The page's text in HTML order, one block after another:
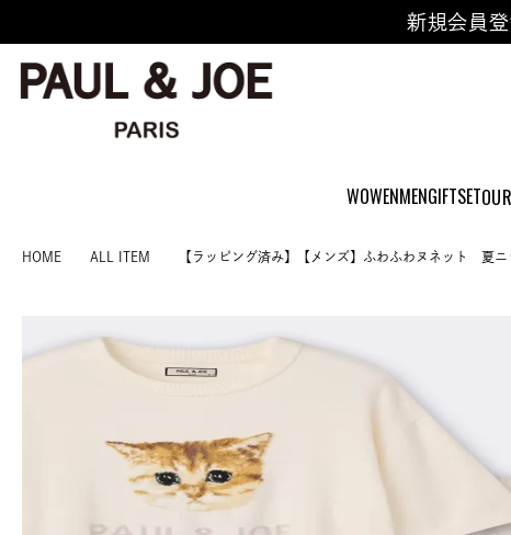
WOWENMENGIFTSET
新規会員
HOME ALL ITEM 【ラッピング済み】【メンズ】ふわふわヌネット 夏